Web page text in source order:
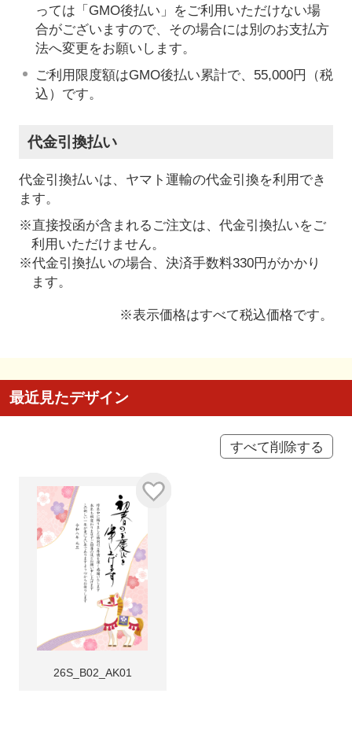
っては「GMO後払い」をご利用いただけない場
合がございますので、その場合には別のお支払方
法へ変更をお願いします。
ご利用限度額はGMO後払い累計で、55,000円（税
込）です。
代金引換払い
代金引換払いは、ヤマト運輸の代金引換を利用でき
ます。
※直接投函が含まれるご注文は、代金引換払いをご
利用いただけません。
※代金引換払いの場合、決済手数料330円がかかり
ます。
※表示価格はすべて税込価格です。
最近見たデザイン
すべて削除する
26S_B02_AK01